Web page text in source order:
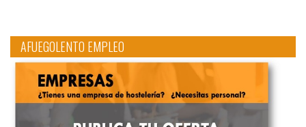
AFUEGOLENTO EMPLEO